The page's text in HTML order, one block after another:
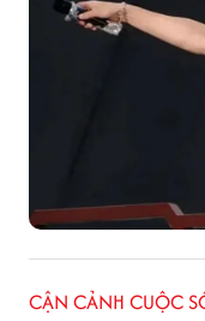
CẬN CẢNH CUỘC